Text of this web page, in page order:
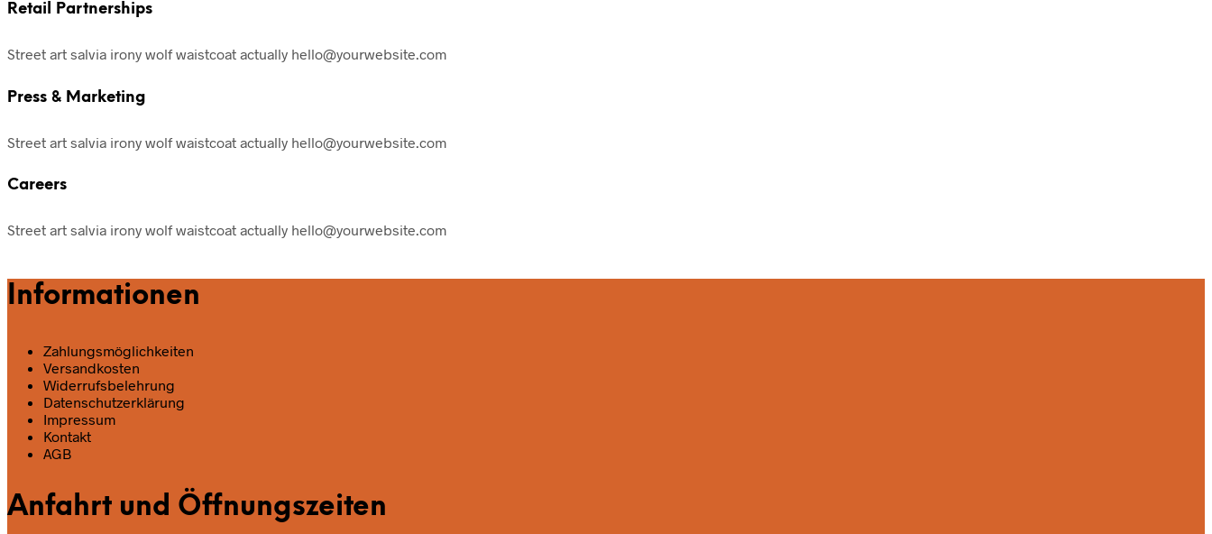
Retail Partnerships
Street art salvia irony wolf waistcoat actually hello@yourwebsite.com
Press & Marketing
Street art salvia irony wolf waistcoat actually hello@yourwebsite.com
Careers
Street art salvia irony wolf waistcoat actually hello@yourwebsite.com
Informationen
Zahlungsmöglichkeiten
Versandkosten
Widerrufsbelehrung
Datenschutz­erklärung
Impressum
Kontakt
AGB
Anfahrt und Öffnungszeiten